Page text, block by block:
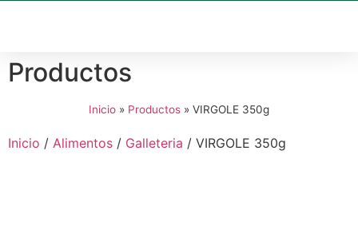
Productos
Inicio » Productos » VIRGOLE 350g
Inicio / Alimentos / Galleteria / VIRGOLE 350g